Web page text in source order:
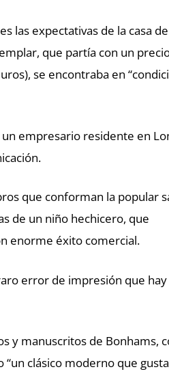
las expectativas de la casa
que partía con un
se encontraba en
empresario residente en
que conforman la popular
de un niño hechicero, que
enorme éxito comercial.
error de impresión que hay
y manuscritos de Bonhams,
“un clásico moderno que gusta